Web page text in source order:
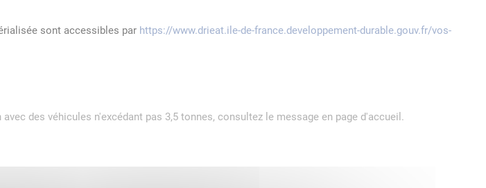
sont accessibles par https://www.drieat.ile-de-france.developpement-durable.gouv.fr/vos-
des véhicules n'excédant pas 3,5 tonnes, consultez le message en page d'accueil.